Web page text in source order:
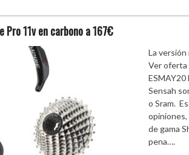
Pro 11v en carbono a 167€
La
Ver oferta
Sensah
o Sram.
de gama
pena….